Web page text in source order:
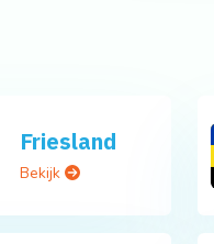
Friesland
Bekijk